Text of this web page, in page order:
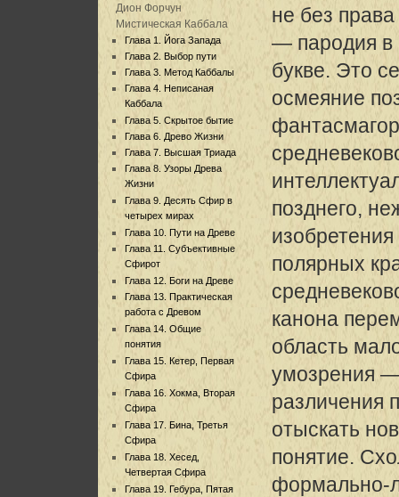
Дион Форчун
Мистическая Каббала
Глава 1. Йога Запада
Глава 2. Выбор пути
Глава 3. Метод Каббалы
Глава 4. Неписаная
Каббала
Глава 5. Скрытое бытие
Глава 6. Древо Жизни
Глава 7. Высшая Триада
Глава 8. Узоры Древа
Жизни
Глава 9. Десять Сфир в
четырех мирах
Глава 10. Пути на Древе
Глава 11. Субъективные
Сфирот
Глава 12. Боги на Древе
Глава 13. Практическая
работа с Древом
Глава 14. Общие
понятия
Глава 15. Кетер, Первая
Сфира
Глава 16. Хокма, Вторая
Сфира
Глава 17. Бина, Третья
Сфира
Глава 18. Хесед,
Четвертая Сфира
Глава 19. Гебура, Пятая
не без
— пародия в
букве. Это
осмеяние
позднего,
полярных
канона
область
умозрения
различения
отыскать
понятие.
формально-